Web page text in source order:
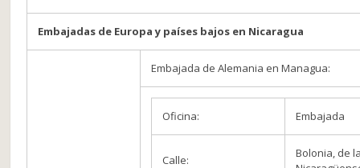
Embajadas de Europa y países bajos en Nicaragua
Embajada de Alemania en Managua:
Oficina: Embajada
Calle:
Bolonia, de